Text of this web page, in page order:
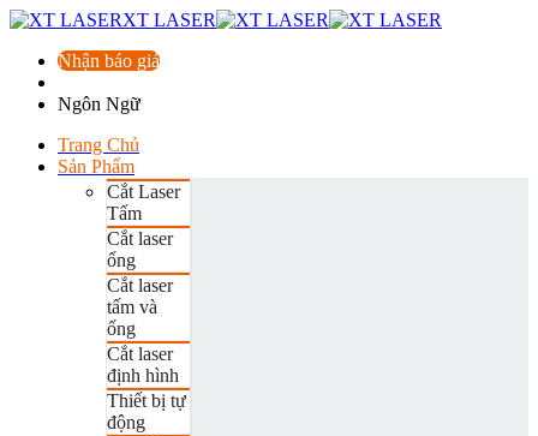
XT LASER
Nhận báo giá
Ngôn Ngữ
Trang Chủ
Sản Phẩm
Cắt Laser
Tấm
Cắt laser
ống
Cắt laser
tấm và
ống
Cắt laser
định hình
Thiết bị tự
động